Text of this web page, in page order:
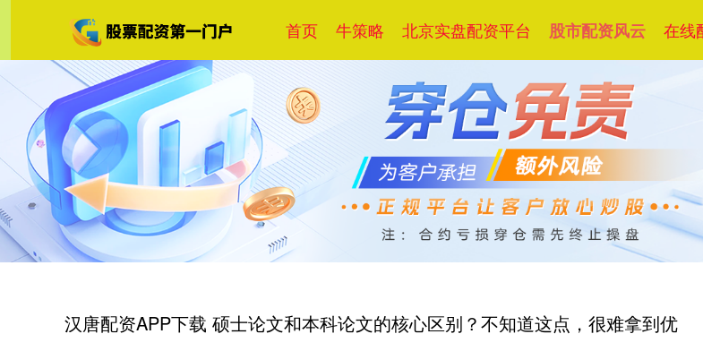
首页 牛策略 北京实盘配资平台 股市配资风云 在线
汉唐配资APP下载 硕士论文和本科论文的核心区别？不知道这点，很难拿到优